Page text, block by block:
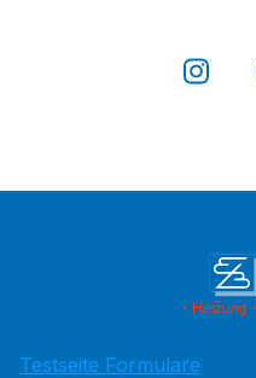
Testseite Formulare